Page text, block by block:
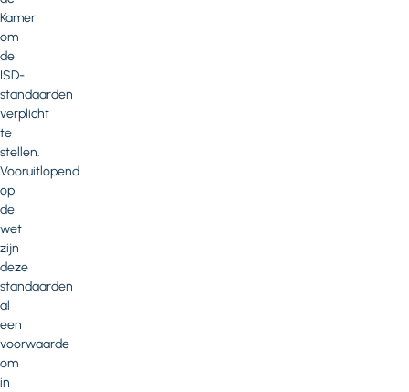
Kamer
om
de
ISD-
standaarden
verplicht
te
stellen.
Vooruitlopend
op
de
wet
zijn
deze
standaarden
al
een
voorwaarde
om
in